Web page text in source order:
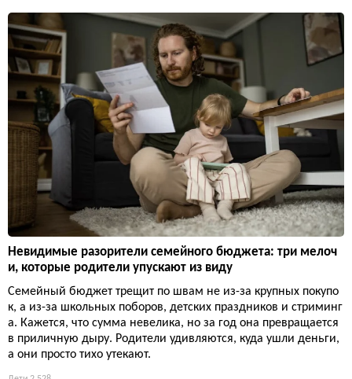
Невидимые разорители семейного бюджета: три мелоч
и, которые родители упускают из виду
Семейный бюджет трещит по швам не из-за крупных покупо
к, а из-за школьных поборов, детских праздников и стриминг
а. Кажется, что сумма невелика, но за год она превращается
в приличную дыру. Родители удивляются, куда ушли деньги,
а они просто тихо утекают.